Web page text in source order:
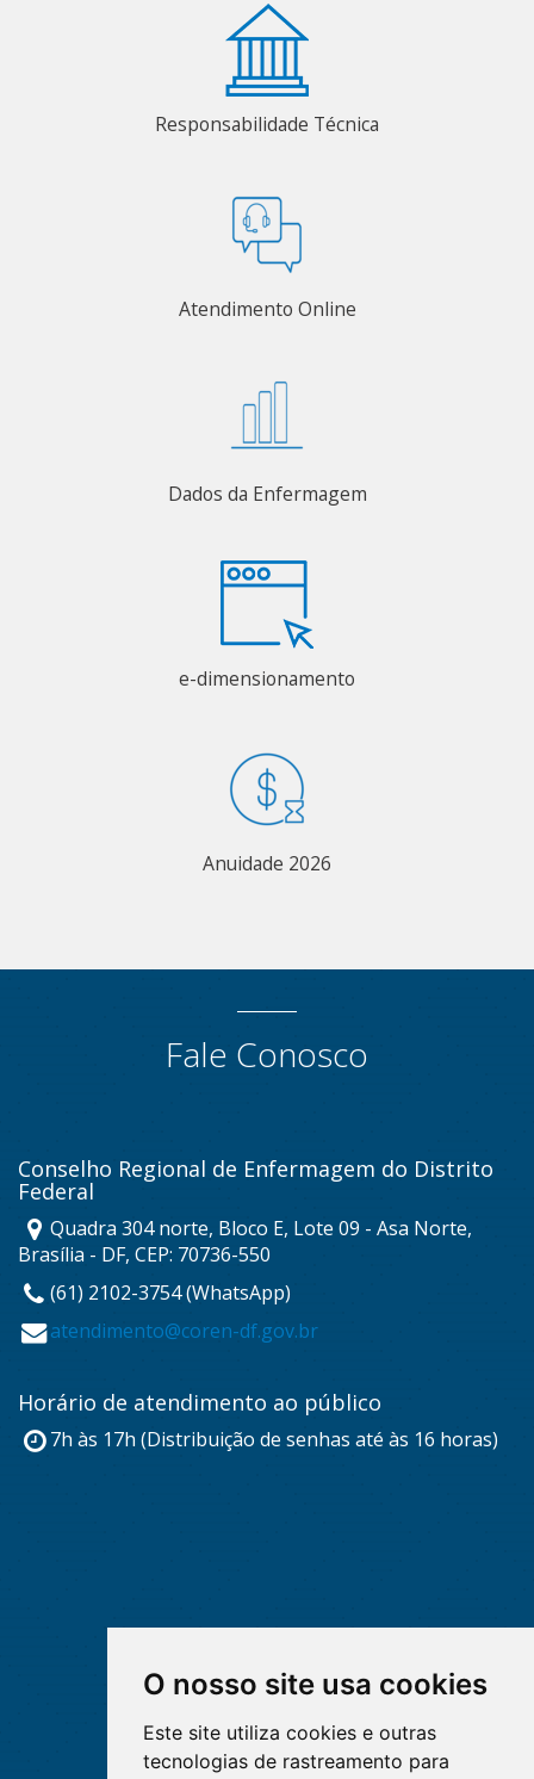
O nosso site usa cookies
Este site utiliza cookies e outras
tecnologias de rastreamento para
Responsabilidade Técnica
Atendimento Online
Dados da Enfermagem
e-dimensionamento
Anuidade 2026
Fale Conosco
Conselho Regional de Enfermagem do Distrito
Federal
Quadra 304 norte, Bloco E, Lote 09 - Asa Norte,
Brasília - DF, CEP: 70736-550
(61) 2102-3754 (WhatsApp)
atendimento@coren-df.gov.br
Horário de atendimento ao público
7h às 17h (Distribuição de senhas até às 16 horas)